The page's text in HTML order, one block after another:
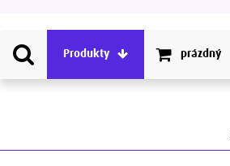
Produkty prázdný